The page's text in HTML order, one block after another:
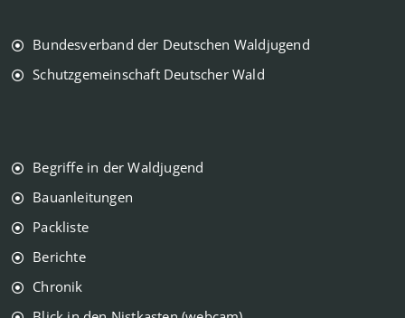
Bundesverband der Deutschen Waldjugend
Schutzgemeinschaft Deutscher Wald
Begriffe in der Waldjugend
Bauanleitungen
Packliste
Berichte
Chronik